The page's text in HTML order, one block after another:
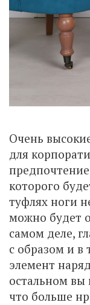
Очень
для
которого
туфлях ноги
можно будет
самом деле,
с образом и в
элемент
остальном вы
что больше